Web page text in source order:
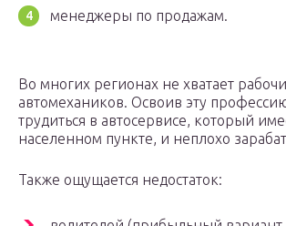
менеджеры по продажам.
Во многих регионах не хватает
автомехаников. Освоив эту
трудиться в автосервисе, который
населенном пункте, и неплохо
Также ощущается недостаток: